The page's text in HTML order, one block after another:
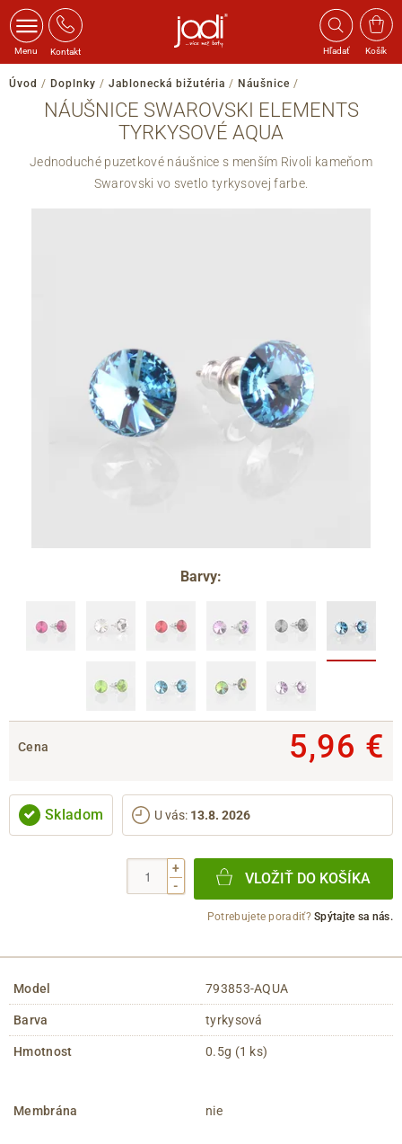
Menu Kontakt Hľadať Košík
Úvod / Doplnky / Jablonecká bižutéria / Náušnice /
NÁUŠNICE SWAROVSKI ELEMENTS
TYRKYSOVÉ AQUA
Jednoduché puzetkové náušnice s menším Rivoli kameňom
Swarovski vo svetlo tyrkysovej farbe.
Barvy:
Cena 5,96 €
Skladom U vás: 13.8. 2026
+
-
VLOŽIŤ DO KOŠÍKA
Potrebujete poradiť?Spýtajte sa nás.
Model 793853-AQUA
Barva tyrkysová
Hmotnost 0.5g (1 ks)
Membrána nie